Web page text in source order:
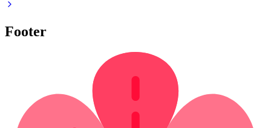
Footer